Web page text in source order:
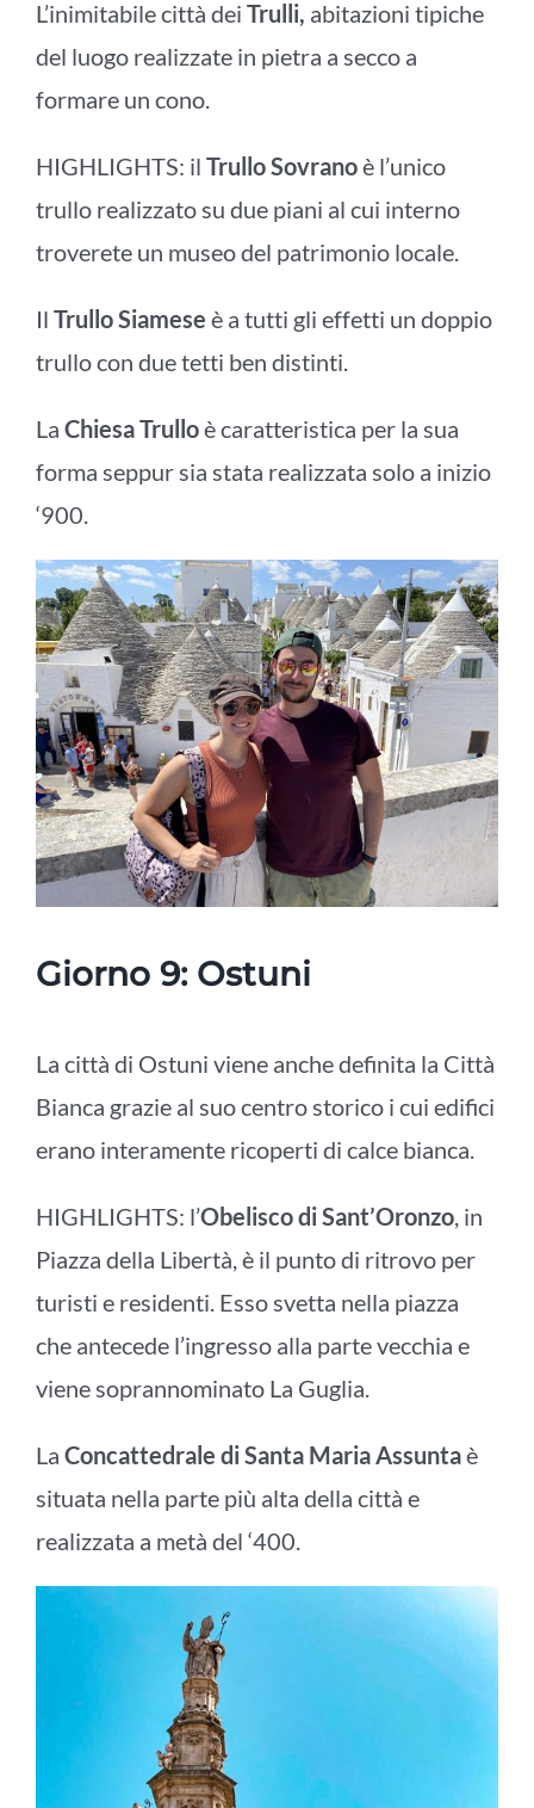
L’inimitabile città dei Trulli, abitazioni tipiche
del luogo realizzate in pietra a secco a
formare un cono.
HIGHLIGHTS: il Trullo Sovranoè l’unico
trullo realizzato su due piani al cui interno
troverete un museo del patrimonio locale.
Il Trullo Siamese è a tutti gli effetti un doppio
trullo con due tetti ben distinti.
La Chiesa Trulloè caratteristica per la sua
forma seppur sia stata realizzata solo a inizio
‘900.
Giorno 9: Ostuni
La città di Ostuni viene anche definita la Città
Bianca grazie al suo centro storico i cui edifici
erano interamente ricoperti di calce bianca.
HIGHLIGHTS: l’Obelisco di Sant’Oronzo, in
Piazza della Libertà, è il punto di ritrovo per
turisti e residenti. Esso svetta nella piazza
che antecede l’ingresso alla parte vecchia e
viene soprannominato La Guglia.
La Concattedrale di Santa Maria Assuntaè
situata nella parte più alta della città e
realizzata a metà del ‘400.